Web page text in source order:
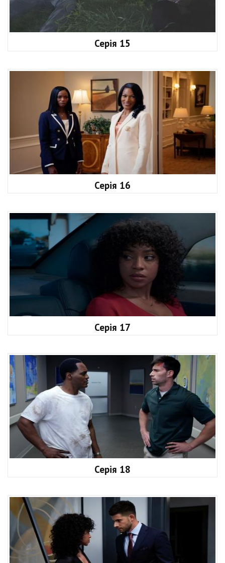
Серія 15
Серія 16
Серія 17
Серія 18